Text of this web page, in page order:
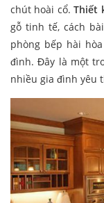
chút hoài cổ.Thiết
gỗ tinh tế, cách
phòng bếp hài
đình. Đây là một
nhiều gia đình yêu